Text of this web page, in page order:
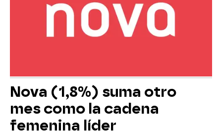
Nova (1,8%) suma otro
mes como la cadena
femenina líder